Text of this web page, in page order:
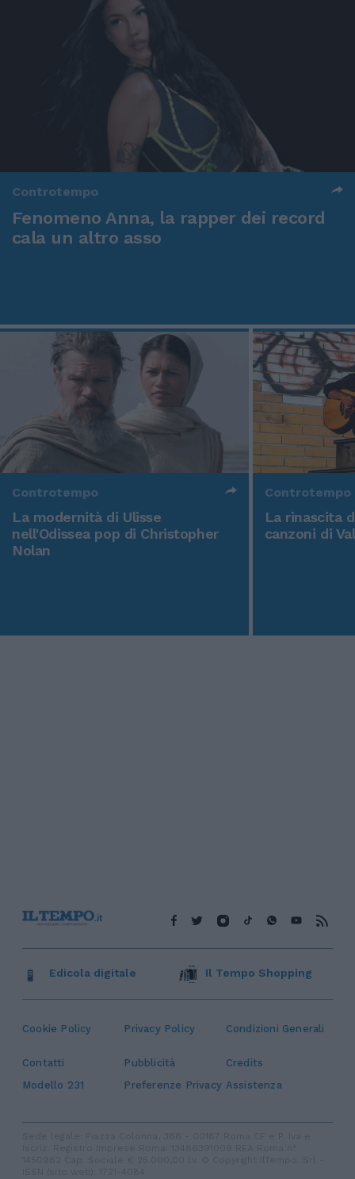
Controtempo
Fenomeno Anna, la rapper dei record
cala un altro asso
Controtempo
La modernità di Ulisse
nell'Odissea pop di Christopher
Nolan
Controtempo
La rinascita
canzoni di
Cookie Policy Privacy Policy Condizioni Generali
Contatti Pubblicità
Credits
Modello 231
Preferenze Privacy Assistenza
Edicola digitale Il Tempo Shopping